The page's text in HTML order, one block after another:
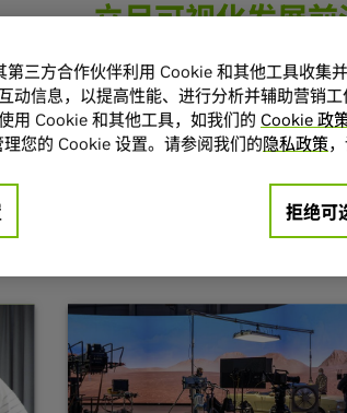
立足可视化发展前
公司、医疗服务提供商及大型电
方式推动业务转型。 他们借由
在视觉计算领域不断挑战极限，
我们非常高兴与您分享他们的成
第三方合作伙伴利用 Cookie 和其他工具收集
动信息，以提高性能、进行分析并辅助营销
用 Cookie 和其他工具，如我们的 Cookie 政
理您的 Cookie 设置。请参阅我们的隐私政策
拒绝可